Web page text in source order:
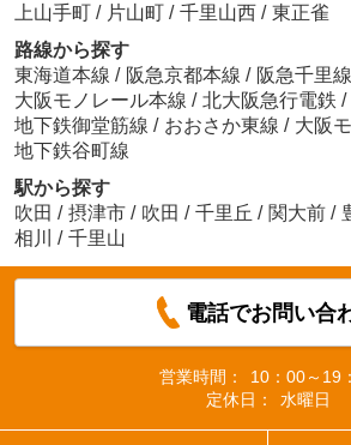
上山手町 / 片山町 / 千里山西 / 東正雀
路線から探す
東海道本線 / 阪急京都本線 / 阪急千里線
大阪モノレール本線 / 北大阪急行電鉄 /
地下鉄御堂筋線 / おおさか東線 / 大阪
地下鉄谷町線
駅から探す
吹田 / 摂津市 / 吹田 / 千里丘 / 関大前 /
相川
/ 千里山
電話でお問い合
営業時間：
10：00～19
定休日：
水曜日